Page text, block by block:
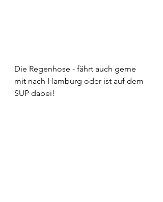
Die Regenhose - fährt auch gerne
mit nach Hamburg oder ist auf dem
SUP dabei!